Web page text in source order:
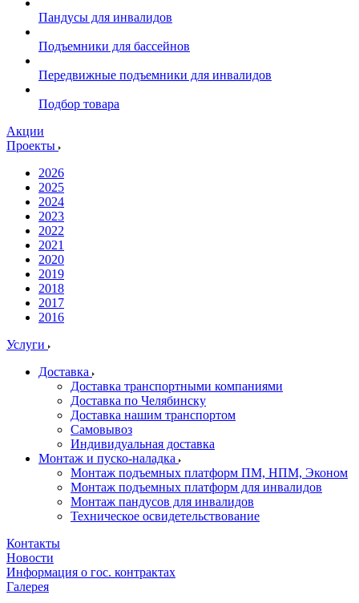
Пандусы для инвалидов
Подъемники для бассейнов
Передвижные подъемники для инвалидов
Подбор товара
Акции
Проекты
2026
2025
2024
2023
2022
2021
2020
2019
2018
2017
2016
Услуги
Доставка
Доставка транспортными компаниями
Доставка по Челябинску
Доставка нашим транспортом
Самовывоз
Индивидуальная доставка
Монтаж и пуско-наладка
Монтаж подъемных платформ ПМ, НПМ, Эконом
Монтаж подъемных платформ для инвалидов
Монтаж пандусов для инвалидов
Техническое освидетельствование
Контакты
Новости
Информация о гос. контрактах
Галерея